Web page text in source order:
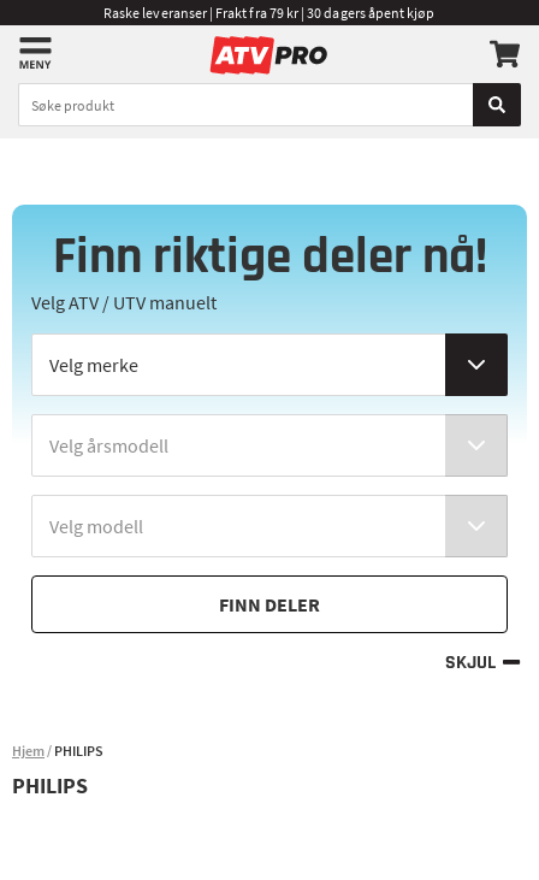
Raske leveranser | Frakt fra 79 kr | 30 dagers åpent kjøp
Finn riktige deler nå!
Velg ATV / UTV manuelt
FINN DELER
SKJUL
Hjem PHILIPS
PHILIPS